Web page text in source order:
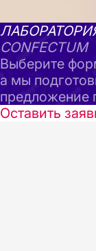
CONFECTUM
Выберите
а мы
предложение
Оставить